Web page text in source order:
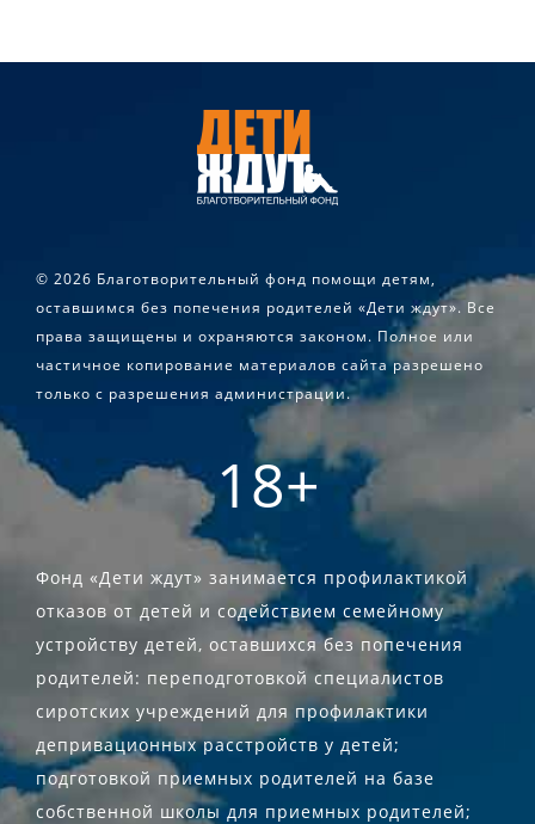
© 2026 Благотворительный фонд помощи детям,
оставшимся без попечения родителей «Дети ждут». Все
права защищены и охраняются законом. Полное или
частичное копирование материалов сайта разрешено
только с разрешения администрации.
18+
Фонд «Дети ждут» занимается профилактикой
отказов от детей и содействием семейному
устройству детей, оставшихся без попечения
родителей: переподготовкой специалистов
сиротских учреждений для профилактики
депривационных расстройств у детей;
подготовкой приемных родителей на базе
собственной школы для приемных родителей;